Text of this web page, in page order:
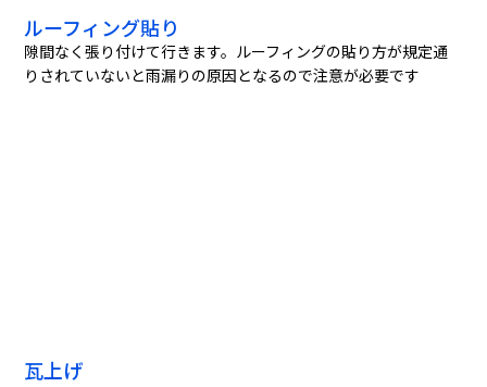
ルーフィング貼り
隙間なく張り付けて行きます。ルーフィングの貼り方が規定通
りされていないと雨漏りの原因となるので注意が必要です
瓦上げ